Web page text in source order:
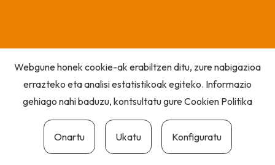
Webgune honek cookie-ak erabiltzen ditu, zure nabigazioa
errazteko eta analisi estatistikoak egiteko. Informazio
gehiago nahi baduzu, kontsultatu gureCookien Politika
Onartu Ukatu Konfiguratu